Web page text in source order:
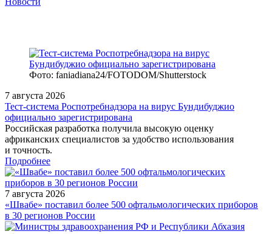
Фото: faniadiana24/FOTODOM/Shutterstock
7 августа 2026
Тест‑система Роспотребнадзора на вирус Бундибуджио
официально зарегистрирована
Российская разработка получила высокую оценку
африканских специалистов за удобство использования
и точность.
Подробнее
7 августа 2026
«Швабе» поставил более 500 офтальмологических приборов
в 30 регионов России